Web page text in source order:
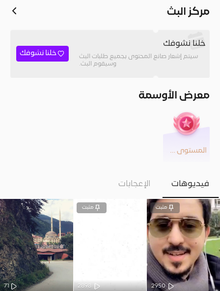
مركز البث
خلنا نشوفك
سيتم إشعار صانع المحتوى بجميع طلبات البث
وسيقوم البث.
خلنا نشوفك
معرض الأوسمة
المستوى 23
فيديوهات الإعجابات
2950
مثبت
2898
مثبت
71